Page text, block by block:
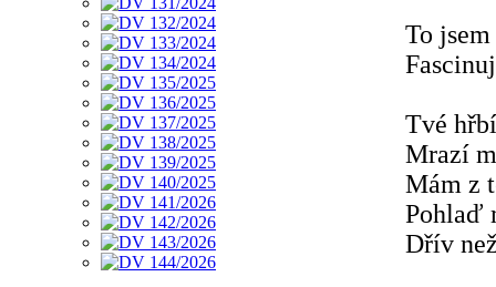
To
Tvé
Mrazí
Mám z
Pohlaď
Dřív